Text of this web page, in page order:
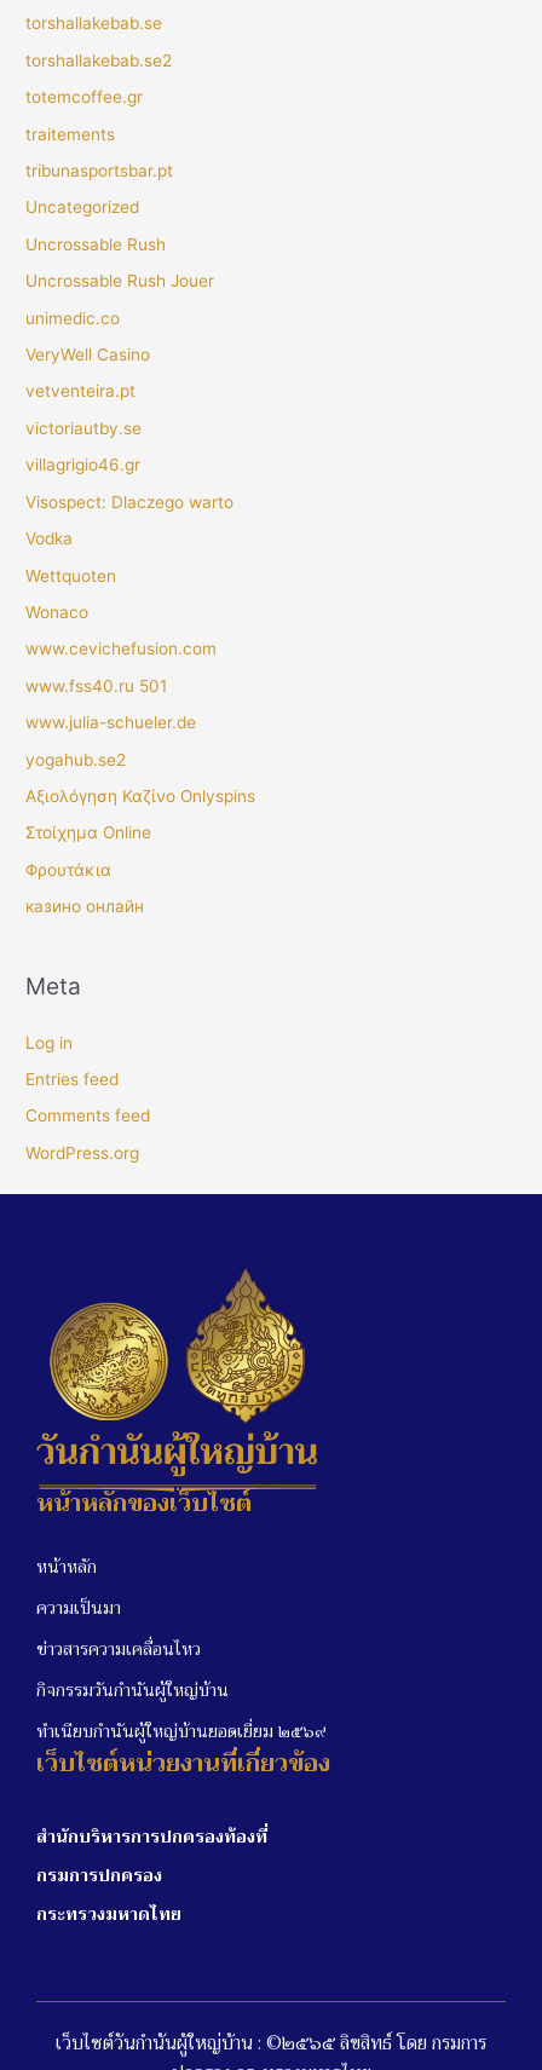
torshallakebab.se
torshallakebab.se2
totemcoffee.gr
traitements
tribunasportsbar.pt
Uncategorized
Uncrossable Rush
Uncrossable Rush Jouer
unimedic.co
VeryWell Casino
vetventeira.pt
victoriautby.se
villagrigio46.gr
Visospect: Dlaczego warto
Vodka
Wettquoten
Wonaco
www.cevichefusion.com
www.fss40.ru 501
www.julia-schueler.de
yogahub.se2
Αξιολόγηση Καζίνο Onlyspins
Στοίχημα Online
Φρουτάκια
казино онлайн
Meta
Log in
Entries feed
Comments feed
WordPress.org
หน้าหลักของเว็บไซต์
หน้าหลัก
ความเป็นมา
ข่าวสารความเคลื่อนไหว
กิจกรรมวันกำนันผู้ใหญ่บ้าน
ทำเนียบกำนันผู้ใหญ่บ้านยอดเยี่ยม ๒๕๖๙
เว็บไซต์หน่วยงานที่เกี่ยวข้อง
สำนักบริหารการปกครองท้องที่
กรมการปกครอง
กระทรวงมหาดไทย
เว็บไซต์วันกำนันผู้ใหญ่บ้าน : ©๒๕๖๕ ลิขสิทธ์ โดย กรมการ